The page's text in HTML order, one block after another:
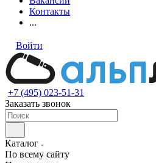
Контакты
...
Войти
+7 (495) 023-51-31
Заказать звонок
Каталог
По всему сайту